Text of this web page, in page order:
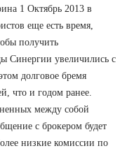
1 Октябрь 2013 в
еще есть время,
получить
Синергии увеличились с
долговое бремя
что и годом ранее.
между собой
с брокером будет
низкие комиссии по